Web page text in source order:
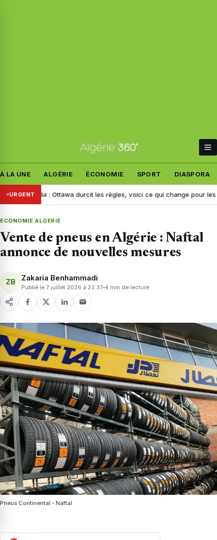
À LA UNE ALGÉRIE ÉCONOMIE SPORT DIASPORA
URGENT
: Ottawa durcit les règles, voici ce qui change pour les étudiants
ECONOMIE ALGERIE
Vente de pneus en Algérie : Naftal
annonce de nouvelles mesures
ZB Zakaria Benhammadi
Publié le 7 juillet 2026 à 21:37 4 min de lecture
Pneus Continental - Naftal